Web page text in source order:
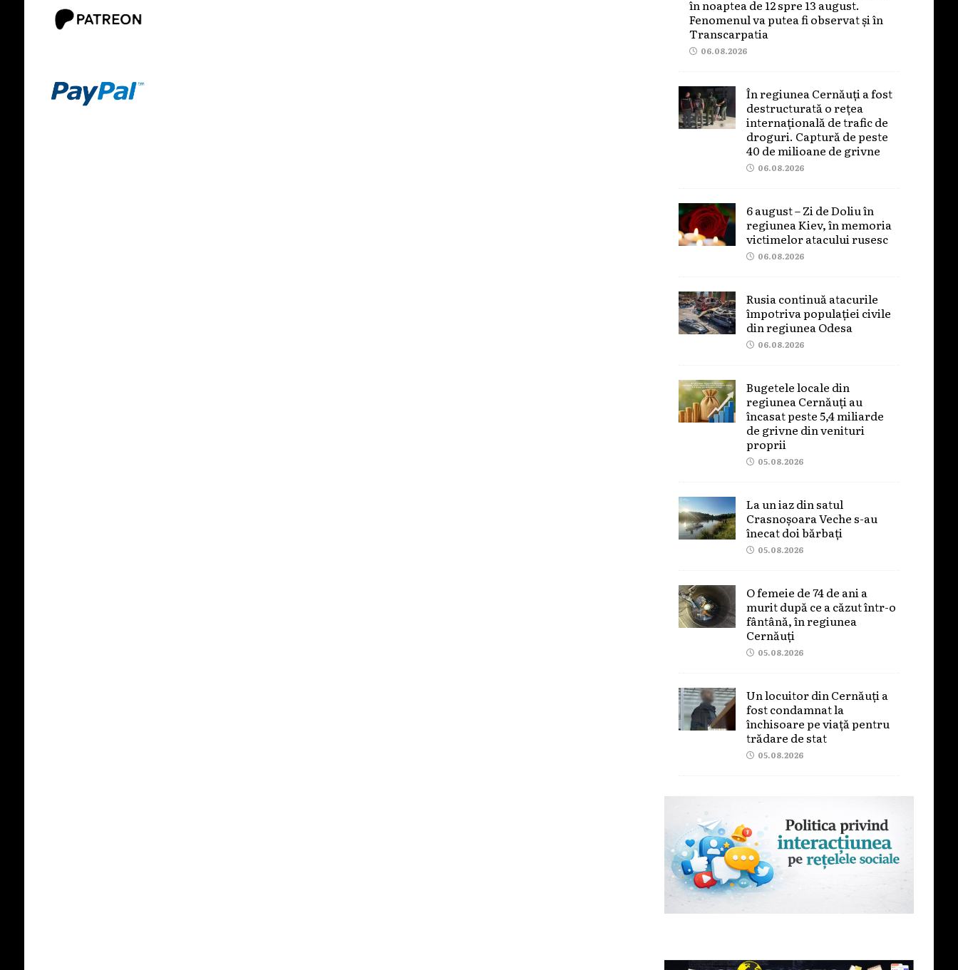
în noaptea de 12 spre 13 august.
Fenomenul va putea fi observat și în
Transcarpatia
06.08.2026
În regiunea Cernăuți a fost
destructurată o rețea
internațională de trafic de
droguri. Captură de peste
40 de milioane de grivne
06.08.2026
6 august – Zi de Doliu în
regiunea Kiev, în memoria
victimelor atacului rusesc
06.08.2026
Rusia continuă atacurile
împotriva populației civile
din regiunea Odesa
06.08.2026
Bugetele locale din
regiunea Cernăuți au
încasat peste 5,4 miliarde
de grivne din venituri
proprii
05.08.2026
La un iaz din satul
Crasnoșoara Veche s-au
înecat doi bărbați
05.08.2026
O femeie de 74 de ani a
murit după ce a căzut într-o
fântână, în regiunea
Cernăuți
05.08.2026
Un locuitor din Cernăuți a
fost condamnat la
închisoare pe viață pentru
trădare de stat
05.08.2026